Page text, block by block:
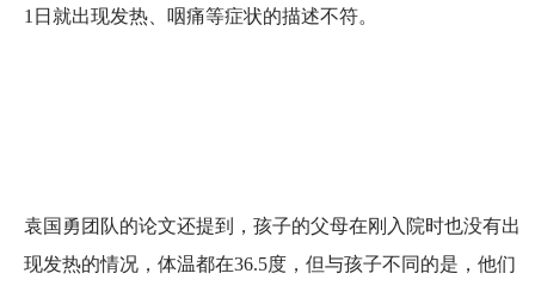
1日就出现发热、咽痛等症状的描述不符。
袁国勇团队的论文还提到，孩子的父母在刚入院时也没有出
现发热的情况，体温都在36.5度，但与孩子不同的是，他们